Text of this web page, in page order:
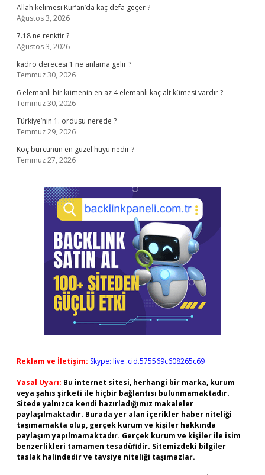
Allah kelimesi Kur’an’da kaç defa geçer ?
Ağustos 3, 2026
7.18 ne renktir ?
Ağustos 3, 2026
kadro derecesi 1 ne anlama gelir ?
Temmuz 30, 2026
6 elemanlı bir kümenin en az 4 elemanlı kaç alt kümesi vardır ?
Temmuz 30, 2026
Türkiye’nin 1. ordusu nerede ?
Temmuz 29, 2026
Koç burcunun en güzel huyu nedir ?
Temmuz 27, 2026
Reklam ve İletişim: Skype: live:.cid.575569c608265c69
Yasal Uyarı: Bu internet sitesi, herhangi bir marka, kurum
veya şahıs şirketi ile hiçbir bağlantısı bulunmamaktadır.
Sitede yalnızca kendi hazırladığımız makaleler
paylaşılmaktadır. Burada yer alan içerikler haber niteliği
taşımamakta olup, gerçek kurum ve kişiler hakkında
paylaşım yapılmamaktadır. Gerçek kurum ve kişiler ile isim
benzerlikleri tamamen tesadüfidir. Sitemizdeki bilgiler
taslak halindedir ve tavsiye niteliği taşımazlar.